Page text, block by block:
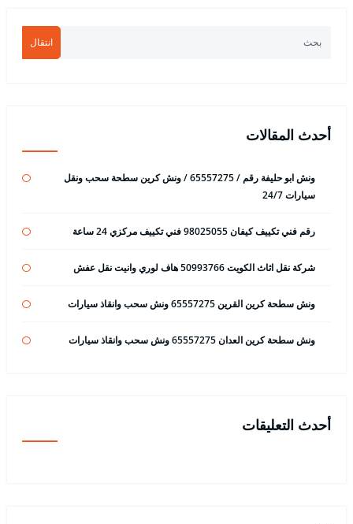
انتقال
أحدث المقالات
ونش ابو حليفة رقم / 65557275 / ونش كرين سطحة سحب ونقل
سيارات 24/7
رقم فني تكييف كيفان 98025055 فني تكييف مركزي 24 ساعة
شركة نقل اثاث الكويت 50993766 هاف لوري وانيت نقل عفش
ونش سطحة كرين القرين 65557275 ونش سحب وانقاذ سيارات
ونش سطحة كرين العدان 65557275 ونش سحب وانقاذ سيارات
أحدث التعليقات